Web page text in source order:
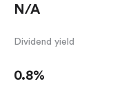
N/A
Dividend yield
0.8%